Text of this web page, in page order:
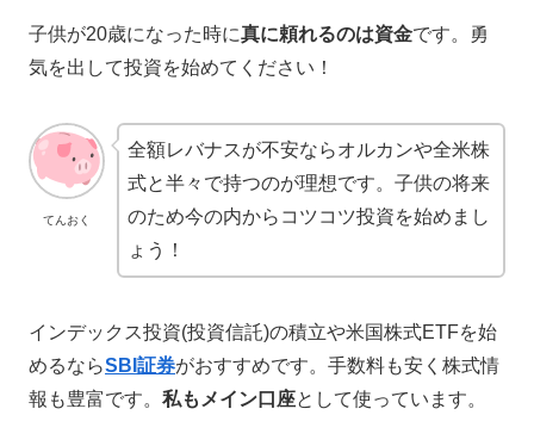
子供が20歳になった時に真に頼れるのは資金です。勇
気を出して投資を始めてください！
てんおく
全額レバナスが不安ならオルカンや全米株
式と半々で持つのが理想です。子供の将来
のため今の内からコツコツ投資を始めまし
ょう！
インデックス投資(投資信託)の積立や米国株式ETFを始
めるならSBI証券がおすすめです。手数料も安く株式情
報も豊富です。 私もメイン口座として使っています。